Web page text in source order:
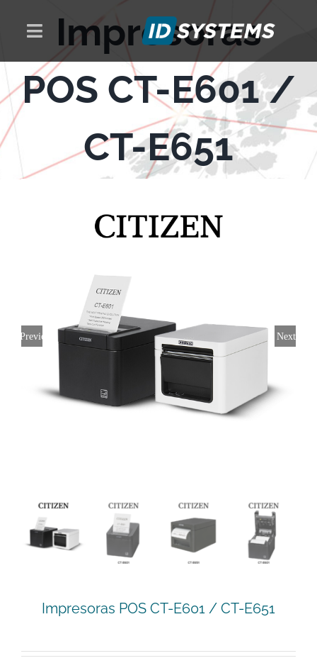
Toggle
Navigation
PRODUCTOS
SOLUCIONES
NOSOTROS
Impresoras
POS CT-E601 /
CT-E651
Previous Next
Impresoras POS CT-E601 / CT-E651